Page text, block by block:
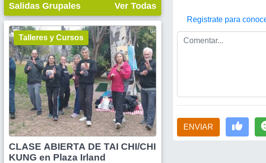
Salidas Grupales Ver Todas
Talleres y Cursos
CLASE ABIERTA DE TAI CHI/CHI
KUNG en Plaza Irland
Registrate para
ENVIAR